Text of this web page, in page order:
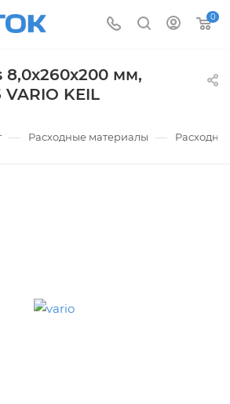
0
8,0х260х200 мм,
KEIL
— Расходные материалы —